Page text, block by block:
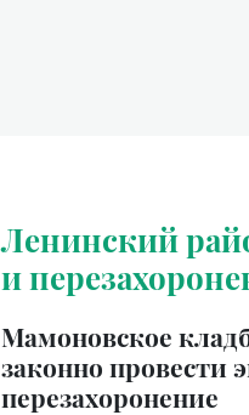
Ленинский
и
Мамоновское
законно провести
перезахоронение